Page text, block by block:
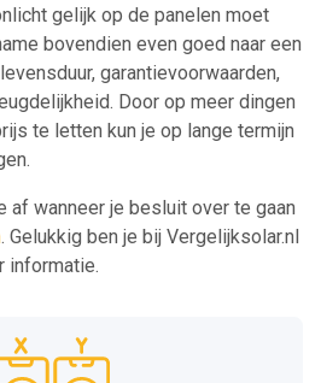
gelijk op de panelen moet
bovendien even goed naar een
garantievoorwaarden,
Door op meer dingen
te letten kun je op lange termijn
af wanneer je besluit over te gaan
. Gelukkig ben je bij Vergelijksolar.nl
informatie.